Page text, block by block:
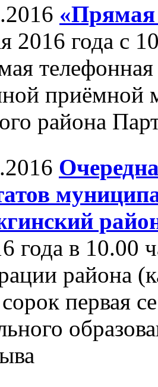
«Прямая
2016 года с
приёмной
района
года в 10.00
района
первая